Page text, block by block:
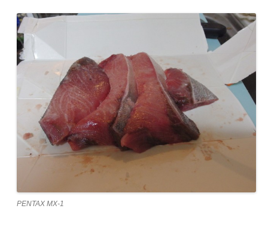
PENTAX MX-1